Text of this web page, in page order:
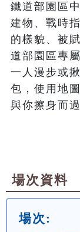
鐵道部園區
建物、戰時
的樣貌、被
道部園區專
一人漫步或
包，使用地
與你擦身而
場次資料
場次: